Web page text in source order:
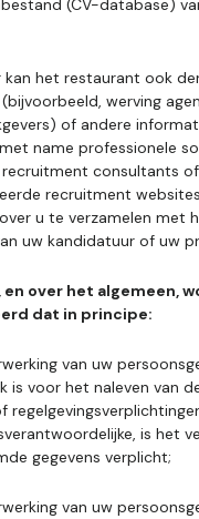
(CV-database)
kan het restaurant ook
werving
of andere
name professionele
recruitment consultants
recruitment
u te verzamelen met
uw kandidatuur of uw
en over het algemeen,
dat in principe:
van uw
is voor het naleven van
is het
gegevens verplicht;
van uw